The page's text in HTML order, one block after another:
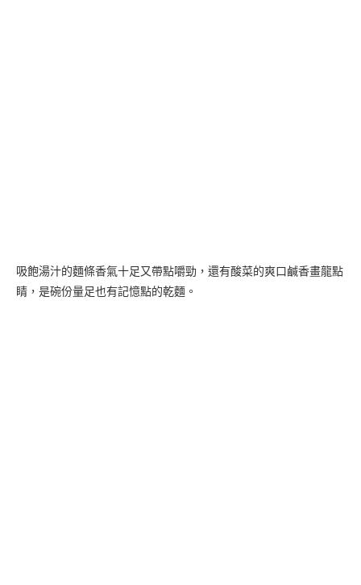
吸飽湯汁的麵條香氣十足又帶點嚼勁，還有酸菜的爽口鹹香畫龍點
睛，是碗份量足也有記憶點的乾麵。